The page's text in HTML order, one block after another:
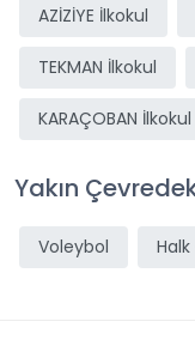
AZİZİYE İlkokul
TEKMAN İlkokul
KARAÇOBAN İlkokul
Yakın
Voleybol Halk